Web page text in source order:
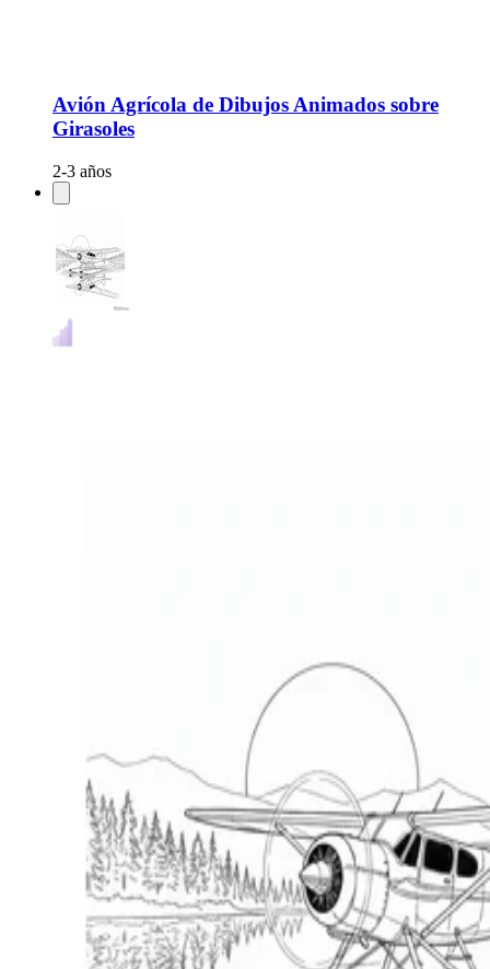
Avión Agrícola de Dibujos Animados sobre
Girasoles
2-3 años